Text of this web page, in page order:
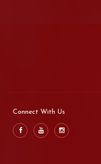
Connect With Us